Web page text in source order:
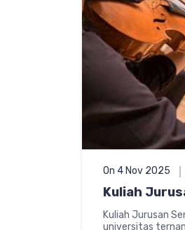
On 4 Nov 2025
Kuliah
Kuliah Jurusan
universitas